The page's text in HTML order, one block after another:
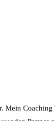
Mein Coaching